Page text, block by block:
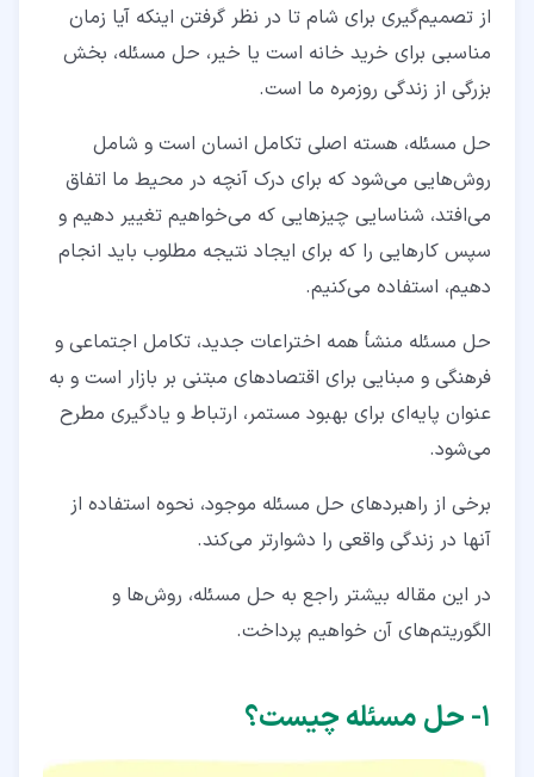
۲‏- چرا حل مسئله مهم است؟
۳‏- فرایند حل مسئله
۳‏-‏۲‏- تجزیه‌وتحلیل و اصلاح مسئله
۳‏-‏۳‏- تولید راه‌حل
۳‏-‏۶‏- پیاده‌سازی راه‌حل
۳‏-‏۷‏- ارزیابی راه‌حل
۴‏- الگوهای حل مسئله
۴‏-‏۱‏- چرا
۴‏-‏۳‏- گفتگوی کشف و اقدام (DAD)
۴‏-‏۵‏- درخت مسئله
از تصمیم‌گیری برای شام تا در نظر گرفتن اینکه آیا زمان
مناسبی برای خرید خانه است یا خیر، حل مسئله، بخش
بزرگی از زندگی روزمره ما است.
حل مسئله، هسته اصلی تکامل انسان است و شامل
روش‌هایی می‌شود که برای درک آنچه در محیط ما اتفاق
می‌افتد، شناسایی چیزهایی که می‌خواهیم تغییر دهیم و
سپس کارهایی را که برای ایجاد نتیجه مطلوب باید انجام
دهیم، استفاده می‌کنیم.
حل مسئله منشأ همه اختراعات جدید، تکامل اجتماعی و
فرهنگی و مبنایی برای اقتصادهای مبتنی بر بازار است و به‌
عنوان پایه‌ای برای بهبود مستمر، ارتباط و یادگیری مطرح
می‌شود.
برخی از راهبردهای حل مسئله موجود، نحوه استفاده از
آنها در زندگی واقعی را دشوارتر می‌کند.
در این مقاله بیشتر راجع به حل مسئله، روش‌ها و
الگوریتم‌های آن خواهیم پرداخت.
۱‏- حل مسئله چیست؟